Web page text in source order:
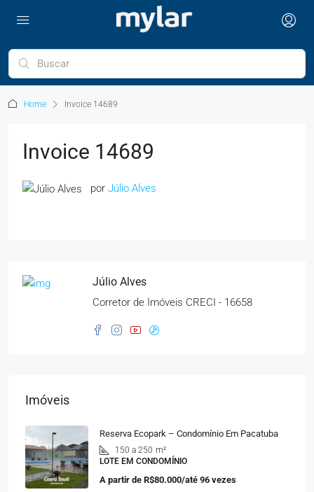
Home Invoice 14689
Invoice 14689
por Júlio Alves
Júlio Alves
Corretor de Imóveis CRECI - 16658
Imóveis
Reserva Ecopark – Condomínio Em Pacatuba
150 a 250 m²
LOTE EM CONDOMÍNIO
A partir de R$80.000/até 96 vezes